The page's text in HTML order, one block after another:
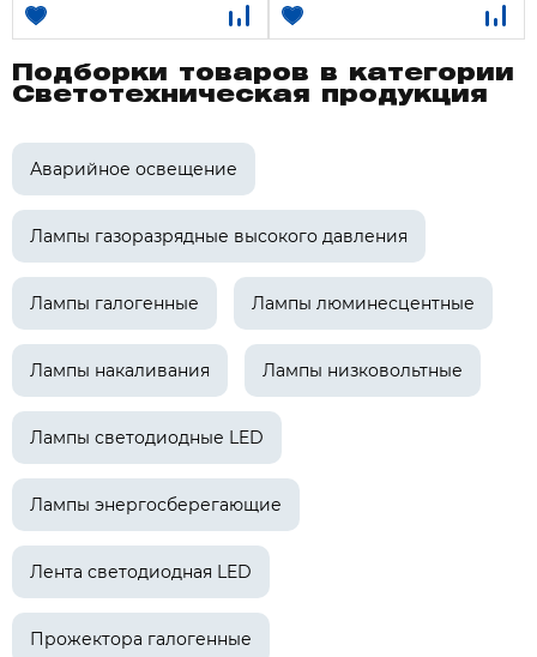
Подборки товаров в категории
Светотехническая продукция
Аварийное освещение
Лампы газоразрядные высокого давления
Лампы галогенные Лампы люминесцентные
Лампы накаливания Лампы низковольтные
Лампы светодиодные LED
Лампы энергосберегающие
Лента светодиодная LED
Прожектора галогенные